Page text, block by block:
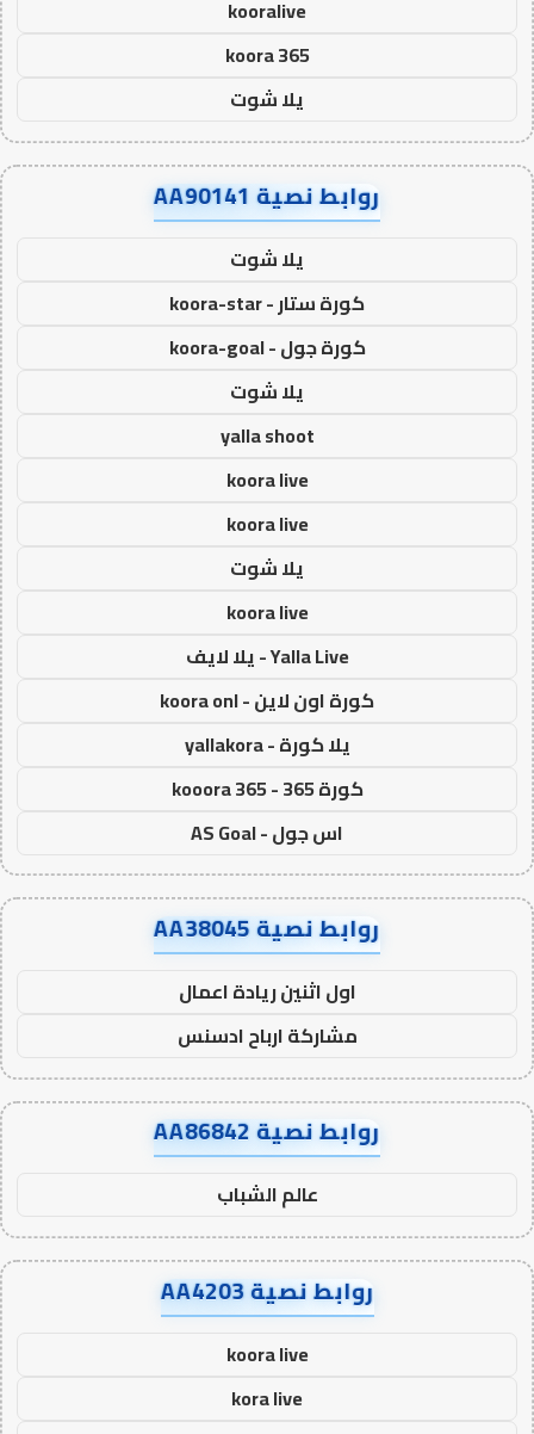
kooralive
koora 365
يلا شوت
روابط نصية AA90141
يلا شوت
كورة ستار - koora-star
كورة جول - koora-goal
يلا شوت
yalla shoot
koora live
koora live
يلا شوت
koora live
Yalla Live - يلا لايف
كورة اون لاين - koora onl
يلا كورة - yallakora
كورة 365 - kooora 365
اس جول - AS Goal
روابط نصية AA38045
اول اثنين ريادة اعمال
مشاركة ارباح ادسنس
روابط نصية AA86842
عالم الشباب
روابط نصية AA4203
koora live
kora live